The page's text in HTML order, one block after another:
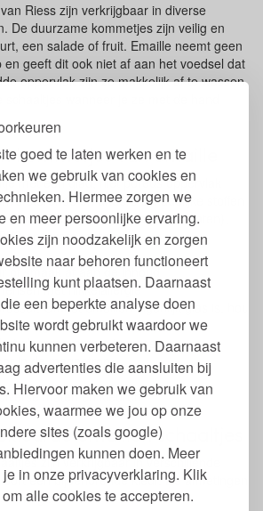
goed te laten werken en te
we gebruik van cookies en
Hiermee zorgen we
en meer persoonlijke ervaring.
zijn noodzakelijk en zorgen
naar behoren functioneert
kunt plaatsen. Daarnaast
een beperkte analyse doen
wordt gebruikt waardoor we
kunnen verbeteren. Daarnaast
advertenties die aansluiten bij
Hiervoor maken we gebruik van
waarmee we jou op onze
sites (zoals google)
kunnen doen. Meer
in onze privacyverklaring. Klik
alle cookies te accepteren.
Riess zijn verkrijgbaar in diverse
De duurzame kommetjes zijn veilig en
een salade of fruit. Emaille neemt geen
geeft dit ook niet af aan het voedsel dat
oppervlak zijn ze makkelijk af te wassen.
kommetjes van emaille
met een glad, niet poreus oppervlak
en andere schadelijke stoffen
schadelijke weekmakers (incl. ftalaten),
en zware metalen
of smaak af aan de inhoud
met nikkelallergie
Omdat emaillen eigenlijk glas is, hou
glanzend door hem in de
glasprogramma te wassen
in de magnetron
maten en kleuren
emaillen schaaltjes
zijn verkrijgbaar in verschillende
een bijbehorende kleur. De afmetingen
volgt: